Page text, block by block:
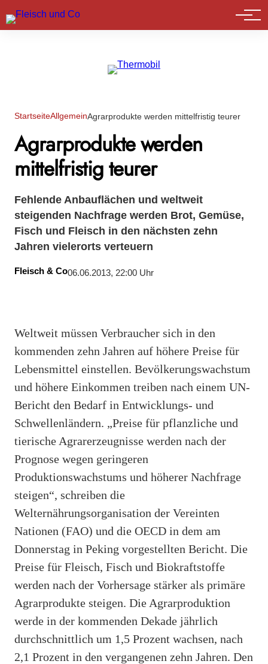
Marktführer
StartseiteAllgemeinAgrarprodukte werden mittelfristig teurer
Agrarprodukte werden
mittelfristig teurer
Fehlende Anbauflächen und weltweit
steigenden Nachfrage werden Brot, Gemüse,
Fisch und Fleisch in den nächsten zehn
Jahren vielerorts verteuern
Fleisch & Co06.06.2013, 22:00 Uhr
Weltweit müssen Verbraucher sich in den
kommenden zehn Jahren auf höhere Preise für
Lebensmittel einstellen. Bevölkerungswachstum
und höhere Einkommen treiben nach einem UN-
Bericht den Bedarf in Entwicklungs- und
Schwellenländern. „Preise für pflanzliche und
tierische Agrarerzeugnisse werden nach der
Prognose wegen geringeren
Produktionswachstums und höherer Nachfrage
steigen“, schreiben die
Welternährungsorganisation der Vereinten
Nationen (FAO) und die OECD in dem am
Donnerstag in Peking vorgestellten Bericht. Die
Preise für Fleisch, Fisch und Biokraftstoffe
werden nach der Vorhersage stärker als primäre
Agrarprodukte steigen. Die Agrarproduktion
werde in der kommenden Dekade jährlich
durchschnittlich um 1,5 Prozent wachsen, nach
2,1 Prozent in den vergangenen zehn Jahren. Den